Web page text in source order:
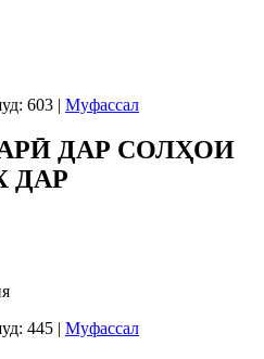
603 | Муфассал
ДАР СОЛҲОИ
ДАР
445 | Муфассал